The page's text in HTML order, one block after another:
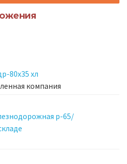
80х35 хл
компания
р-65/